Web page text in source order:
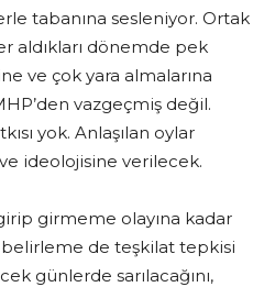
tabanına sesleniyor. Ortak
aldıkları dönemde pek
ve çok yara almalarına
vazgeçmiş değil.
yok. Anlaşılan oylar
ideolojisine verilecek.
girmeme olayına kadar
belirleme de teşkilat tepkisi
günlerde sarılacağını,